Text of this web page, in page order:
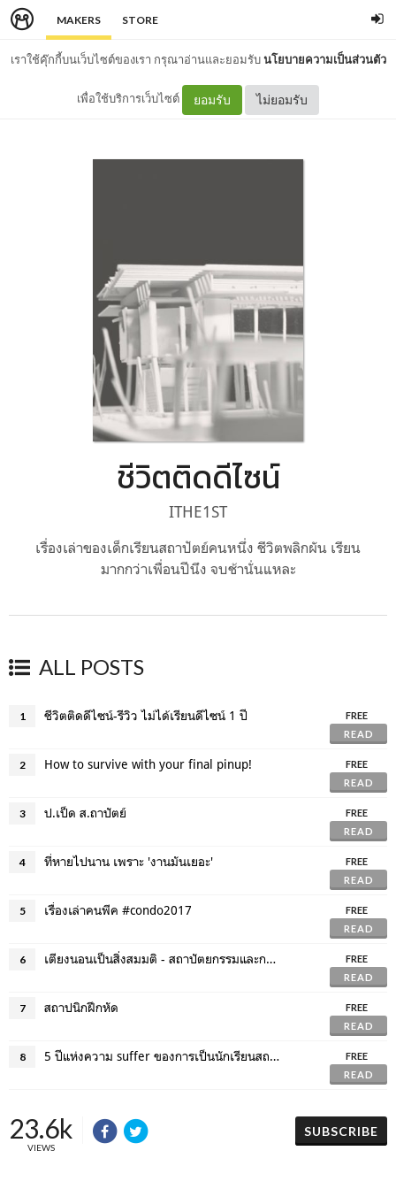
MAKERS STORE
เราใช้คุ๊กกี้บนเว็บไซต์ของเรา กรุณาอ่านและยอมรับนโยบายความเป็นส่วนตัว
เพื่อใช้บริการเว็บไซต์ ยอมรับ ไม่ยอมรับ
ชีวิตติดดีไซน์
ITHE1ST
เรื่องเล่าของเด็กเรียนสถาปัตย์คนหนึ่ง ชีวิตพลิกผัน เรียน
มากกว่าเพื่อนปีนึง จบช้านั่นแหละ
ALL POSTS
1 ชีวิตติดดีไซน์-รีวิว ไม่ได้เรียนดีไซน์ 1 ปี
FREE
READ
2 How to survive with your final pinup!
FREE
READ
3 ป.เป็ด ส.ถาปัตย์
FREE
READ
4 ที่หายไปนาน เพราะ 'งานมันเยอะ'
FREE
READ
5 เรื่องเล่าคนพีค #condo2017
FREE
READ
6 เตียงนอนเป็นสิ่งสมมติ - สถาปัตยกรรมและการนอน
FREE
READ
7 สถาปนิกฝึกหัด
FREE
READ
8 5 ปีแห่งความ suffer ของการเป็นนักเรียนสถาปัตย์ฯ
FREE
READ
23.6k
VIEWS
SUBSCRIBE